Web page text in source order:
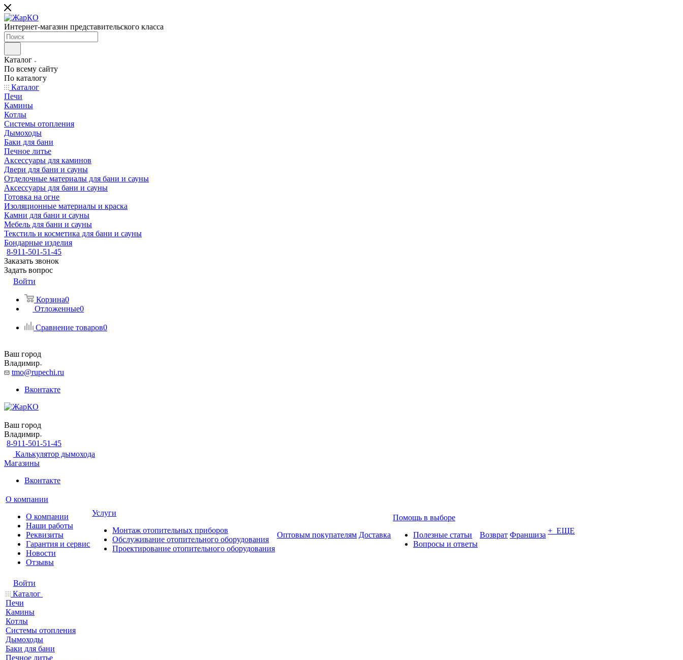
Интернет-магазин представительского класса
Каталог
По всему сайту
По каталогу
Каталог
Печи
Камины
Котлы
Системы отопления
Дымоходы
Баки для бани
Печное литье
Аксессуары для каминов
Двери для бани и сауны
Отделочные материалы для бани и сауны
Аксессуары для бани и сауны
Готовка на огне
Изоляционные материалы и краска
Камни для бани и сауны
Мебель для бани и сауны
Текстиль и косметика для бани и сауны
Бондарные изделия
8-911-501-51-45
Заказать звонок
Задать вопрос
Войти
Корзина0
Отложенные0
Сравнение товаров0
Ваш город
Владимир
tmo@rupechi.ru
Вконтакте
Ваш город
Владимир
8-911-501-51-45
Калькулятор дымохода
Магазины
Вконтакте
О компании
О компании
Наши работы
Реквизиты
Гарантия и сервис
Новости
Отзывы
Услуги
Монтаж отопительных приборов
Обслуживание отопительного оборудования
Проектирование отопительного оборудования
Оптовым покупателям Доставка
Помощь в выборе
Полезные статьи
Вопросы и ответы
Возврат Франшиза + ЕЩЕ
Войти
Каталог
Печи
Камины
Котлы
Системы отопления
Дымоходы
Баки для бани
Печное литье